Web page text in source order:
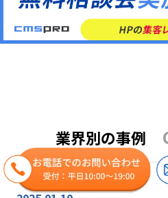
業界別の事例